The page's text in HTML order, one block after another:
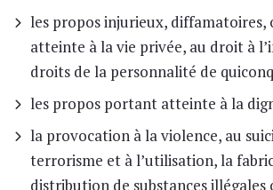
les propos injurieux,
atteinte à la vie privée, au droit à
droits de la personnalité de
les propos portant atteinte à la
la provocation à la violence, au
terrorisme et à l’utilisation, la
distribution de substances illégales